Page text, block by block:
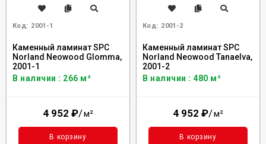
Код: 2001-1
Каменный ламинат SPC
Norland Neowood Glomma,
2001-1
В наличии : 266 м²
4 952 ₽/м²
В корзину
Код: 2001-2
Каменный ламинат SPC
Norland Neowood Tanaelva,
2001-2
В наличии : 480 м²
4 952 ₽/м²
В корзину